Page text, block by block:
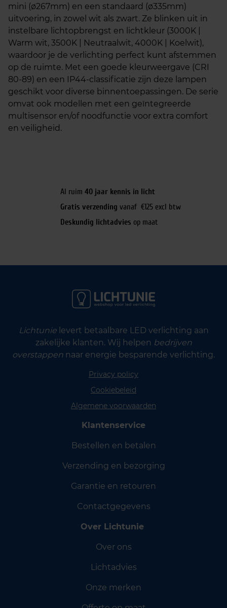
mini (ø267mm) en een standaard (ø335mm)
uitvoering, in zowel wit als zwart. Ze blinken uit in
instelbare lichtopbrengst en lichtkleur (3000K |
Warm wit, 3500K | Neutraalwit, 4000K | Koelwit),
waardoor je de verlichting perfect kunt afstemmen
op de ruimte. Met een goede kleurweergave (CRI
80-89) en een IP44-classificatie zijn deze lampen
geschikt voor diverse binnentoepassingen. De serie
omvat ook modellen met een geïntegreerde
multisensor en/of noodfunctie voor extra comfort
en veiligheid.
Al ruim 40 jaar kennis in licht
Gratis verzending vanaf €125 excl btw
Deskundig lichtadvies op maat
Lichtunielevert betaalbare LED verlichting aan
zakelijke klanten. Wij helpen bedrijven
overstappen naar energie besparende verlichting.
Privacy policy
Cookiebeleid
Algemene voorwaarden
Klantenservice
Bestellen en betalen
Verzending en bezorging
Garantie en retouren
Contactgegevens
Over Lichtunie
Over ons
Lichtadvies
Onze merken